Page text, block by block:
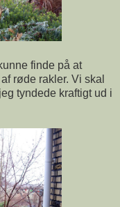
finde på at
røde rakler. Vi skal
tyndede kraftigt ud i